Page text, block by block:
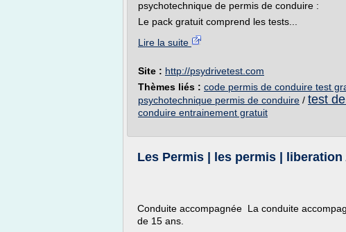
psychotechnique de permis de conduire :
Le pack gratuit comprend les tests...
Lire la suite
Site : http://psydrivetest.com
Thèmes liés : code permis de conduire test
psychotechnique permis de conduire / test
conduire entrainement gratuit
Les Permis | les permis | liberation
Conduite accompagnée La conduite
de 15 ans.